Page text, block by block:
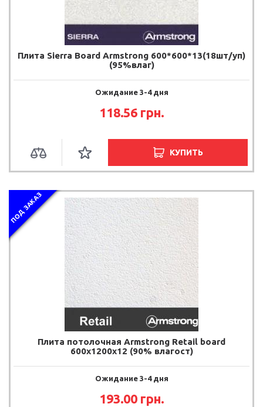
Плита Sierra Board Armstrong 600*600*13(18шт/уп)
(95%влаг)
Ожидание 3-4 дня
118.56 грн.
КУПИТЬ
ПОД ЗАКАЗ
Плита потолочная Armstrong Retail board
600х1200х12 (90% влагост)
Ожидание 3-4 дня
193.00 грн.